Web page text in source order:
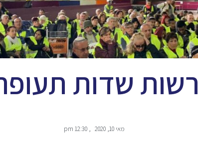
רשות שדות
מאי 10, 2020 ,
12:30 pm